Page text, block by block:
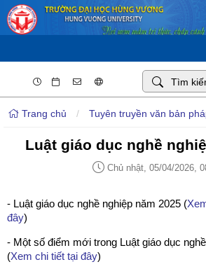
Trang chủ / Tuyên truyền văn bản
Luật giáo dục nghề
Chủ nhật, 05/04/2026,
- Luật giáo dục nghề nghiệp năm 2025 (
đây)
- Một số điểm mới trong Luật giáo dục
(Xem chi tiết tại đây)